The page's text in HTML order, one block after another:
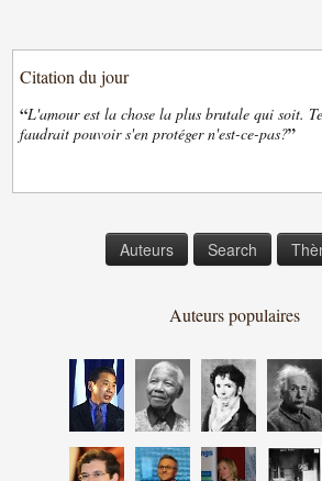
Citation du jour
“L'amour est la chose la plus brutale qui soit.
faudrait pouvoir s'en protéger n'est-ce-pas?”
Auteurs Search
Auteurs populaires